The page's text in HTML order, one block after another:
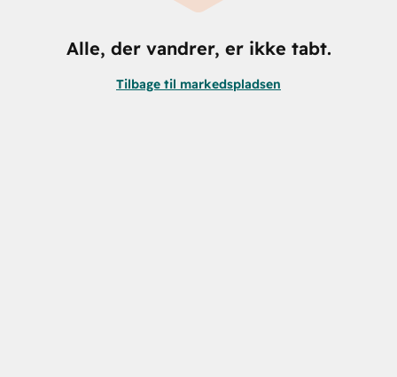
Alle, der vandrer, er ikke tabt.
Tilbage til markedspladsen